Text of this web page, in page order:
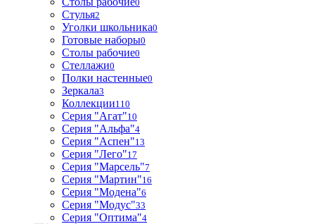
0
Стулья2
Уголки школьника0
Готовые наборы0
Столы рабочие0
Стеллажи0
Полки настенные0
Зеркала3
Коллекции110
Серия "Агат"10
Серия "Альфа"4
Серия "Аспен"13
Серия "Лего"17
Серия "Марсель"7
Серия "Мартин"16
Серия "Модена"6
Серия "Модус"33
Серия "Оптима"4